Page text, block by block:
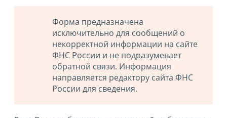
Форма предназначена
исключительно для сообщений о
некорректной информации на сайте
ФНС России и не подразумевает
обратной связи. Информация
направляется редактору сайта ФНС
России для сведения.